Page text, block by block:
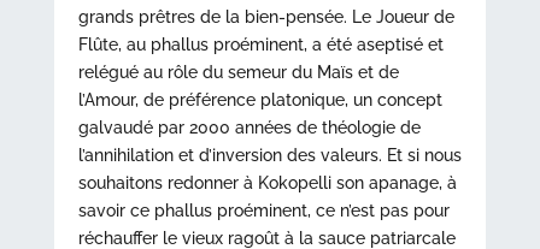
grands prêtres de la bien-pensée. Le Joueur de
Flûte, au phallus proéminent, a été aseptisé et
relégué au rôle du semeur du Maïs et de
l’Amour, de préférence platonique, un concept
galvaudé par 2000 années de théologie de
l’annihilation et d’inversion des valeurs. Et si nous
souhaitons redonner à Kokopelli son apanage, à
savoir ce phallus proéminent, ce n’est pas pour
réchauffer le vieux ragoût à la sauce patriarcale